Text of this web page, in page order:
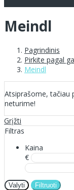
Meindl
Pagrindinis
Pirkite pagal
Meindl
Atsiprašome, tačiau
neturime!
Grįžti
Filtras
Kaina
€
Valyti
Filtruoti